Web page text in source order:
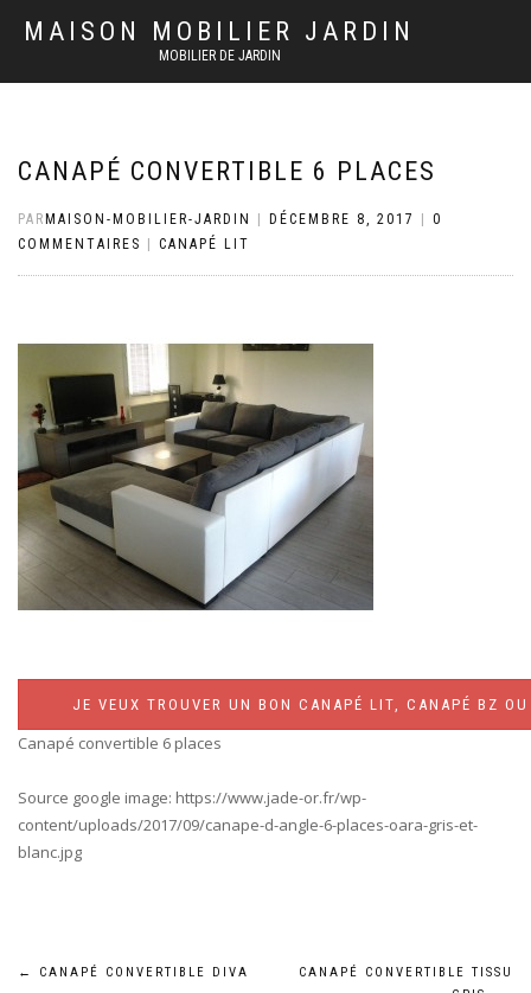
MAISON MOBILIER JARDIN
MOBILIER DE JARDIN
CANAPÉ CONVERTIBLE 6 PLACES
PAR MAISON-MOBILIER-JARDIN DÉCEMBRE 8, 2017
0
COMMENTAIRES
CANAPÉ LIT
JE VEUX TROUVER UN BON CANAPÉ LIT, CANAPÉ BZ
Canapé convertible 6 places
Source google image: https://www.jade-or.fr/wp-
content/uploads/2017/09/canape-d-angle-6-places-oara-gris-et-
blanc.jpg
← CANAPÉ CONVERTIBLE DIVA
CANAPÉ CONVERTIBLE TISSU